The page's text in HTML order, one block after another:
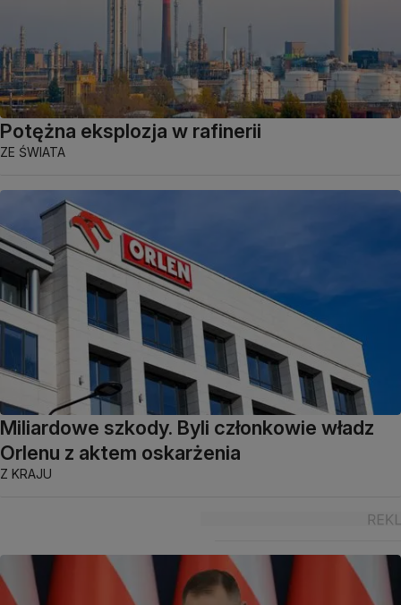
Potężna eksplozja w rafinerii
ZE ŚWIATA
Miliardowe szkody. Byli członkowie władz
Orlenu z aktem oskarżenia
Z KRAJU